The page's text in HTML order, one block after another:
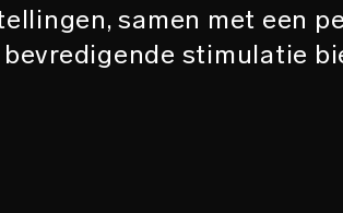
samen met een
bevredigende stimulatie